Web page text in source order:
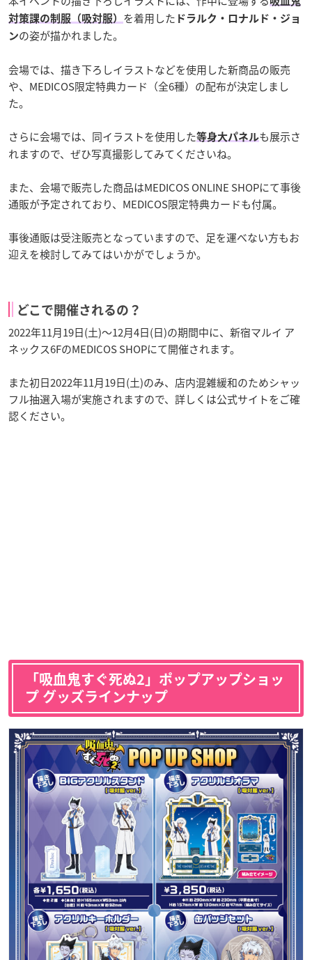
対策課の制服（吸対服） を着用した ドラルク・ロナルド・ジョ
ンの姿が描かれました。
会場では、描き下ろしイラストなどを使用した新商品の販売
や、MEDICOS限定特典カード（全6種）の配布が決定しまし
た。
さらに会場では、同イラストを使用した等身大パネルも展示さ
れますので、ぜひ写真撮影してみてくださいね。
また、会場で販売した商品はMEDICOS ONLINE SHOPにて事後
通販が予定されており、MEDICOS限定特典カードも付属。
事後通販は受注販売となっていますので、足を運べない方もお
迎えを検討してみてはいかがでしょうか。
どこで開催されるの？
2022年11月19日(土)～12月4日(日)の期間中に、新宿マルイ ア
ネックス6FのMEDICOS SHOPにて開催されます。
また初日2022年11月19日(土)のみ、店内混雑緩和のためシャッ
フル抽選入場が実施されますので、詳しくは公式サイトをご確
認ください。
「吸血鬼すぐ死ぬ2」ポップアップショッ
プ グッズラインナップ